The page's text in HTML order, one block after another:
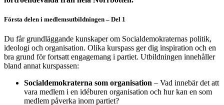
Första delen i medlemsutbildningen – Del 1
Du får grundläggande kunskaper om Socialdemokraternas politik,
ideologi och organisation. Olika kurspass ger dig inspiration och en
bra grund för fortsatt engagemang i partiet. Utbildningen innehåller
bland annat kurspassen:
Socialdemokraterna som organisation – Vad innebär det att
vara medlem i en idéburen organisation och hur kan en som
medlem påverka inom partiet?